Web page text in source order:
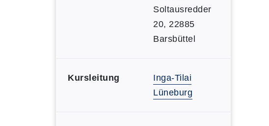
Soltausredder
20, 22885
Barsbüttel
Kursleitung
Inga-Tilai
Lüneburg